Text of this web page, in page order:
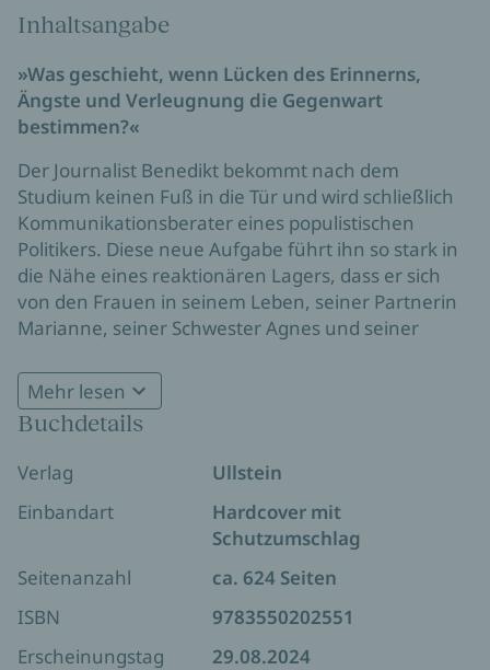
Inhaltsangabe
»Was geschieht, wenn Lücken des Erinnerns,
Ängste und Verleugnung die Gegenwart
bestimmen?«
Der Journalist Benedikt bekommt nach dem
Studium keinen Fuß in die Tür und wird schließlich
Kommunikationsberater eines populistischen
Politikers. Diese neue Aufgabe führt ihn so stark in
die Nähe eines reaktionären Lagers, dass er sich
von den Frauen in seinem Leben, seiner Partnerin
Marianne, seiner Schwester Agnes und seiner
steht. Was treibt ausgerechnet ihn, Sohn liberaler
und antiautoritärer Erziehung, dorthin, und was hat
das mit der unbewältigten Trauer und Verleugnung
der Wirklichkeit zu tun, Familienmustern, die seit
Jahrzehnten totgeschwiegen werden?
Bayerischen, wo Benedikt die Sommerferien seiner
Kindheit verbracht hat, und zu der Fischerei, die seit
Generationen in Familienbesitz ist – und wo jetzt
wird er treten, wo doch alles wiederkehrt, nur in
anderer Gestalt – von Ewigkeit zu Ewigkeit, wie seine
Mehr lesen
Buchdetails
Verlag
Ullstein
Einbandart
Hardcover mit
Schutzumschlag
Seitenanzahl
ca. 624 Seiten
ISBN
9783550202551
Erscheinungstag
29.08.2024